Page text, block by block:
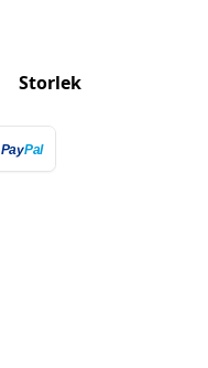
Storlek
PayPal